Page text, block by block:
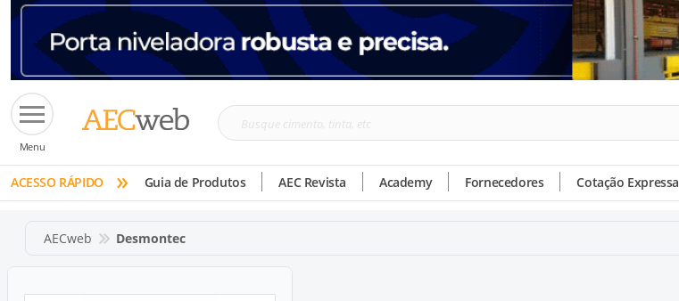
Menu
Busque
tinta,
etc
ACESSO RÁPIDO » Guia de Produtos AEC Revista Academy Fornecedores Cotação Expressa
AECweb Desmontec